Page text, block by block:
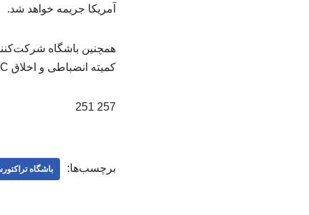
آمریکا جریمه خواهد شد.
کمیته انضباطی و اخلاق AFC می‌تواند به صلاحدید خود، مجازات‌های بیشتری را اعمال کند.
257 251
برچسب‌ها: باشگاه